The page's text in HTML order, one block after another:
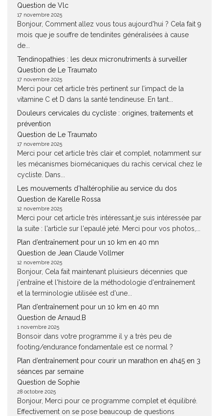
Question de Vlc
17 novembre 2025
Bonjour, Comment allez vous tous aujourd'hui ? Cela fait 9
mois que je souffre de tendinites généralisées à cause
de...
Tendinopathies : les deux micronutriments à surveiller
Question de Le Traumato
17 novembre 2025
Merci pour cet article très pertinent sur l’impact de la
vitamine C et D dans la santé tendineuse. En tant...
Douleurs cervicales du cycliste : origines, traitements et
prévention
Question de Le Traumato
17 novembre 2025
Merci pour cet article très clair et complet, notamment sur
les mécanismes biomécaniques du rachis cervical chez le
cycliste. Dans...
Les mouvements d’haltérophilie au service du dos
Question de Karelle Rossa
12 novembre 2025
Merci pour cet article très intéressant.je suis intéressée par
la suite : l'article sur l'epaulé jeté. Merci pour vos photos,...
Plan d’entraînement pour un 10 km en 40 mn
Question de Jean Claude Vollmer
12 novembre 2025
Bonjour, Cela fait maintenant pluisieurs décennies que
j'entraîne et l'histoire de la méthodologie d'entraînement
et la terminologie utilisée est d'une...
Plan d’entraînement pour un 10 km en 40 mn
Question de Arnaud.B
1 novembre 2025
Bonsoir dans votre programme il y a très peu de
footing/endurance fondamentale est ce normal ?
Plan d’entraînement pour courir un marathon en 4h45 en 3
séances par semaine
Question de Sophie
28 octobre 2025
Bonjour, Merci pour ce programme complet et équilibré.
Effectivement on se pose beaucoup de questions